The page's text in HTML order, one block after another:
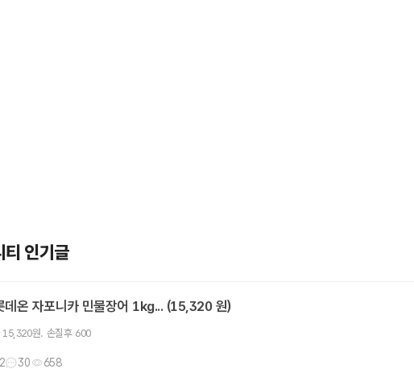
티 인기글
데온 자포니카 민물장어 1kg... (15,320 원)
15,320원. 손질후 600
30 658